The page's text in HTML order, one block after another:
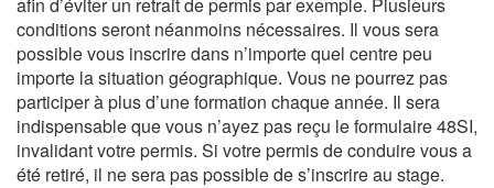
conditions seront néanmoins nécessaires. Il vous sera
possible vous inscrire dans n’importe quel centre peu
importe la situation géographique. Vous ne pourrez pas
participer à plus d’une formation chaque année. Il sera
indispensable que vous n’ayez pas reçu le formulaire 48SI,
invalidant votre permis. Si votre permis de conduire vous a
été retiré, il ne sera pas possible de s’inscrire au stage.